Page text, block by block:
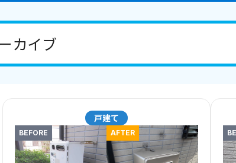
カイブ
戸建て
BEFORE AFTER